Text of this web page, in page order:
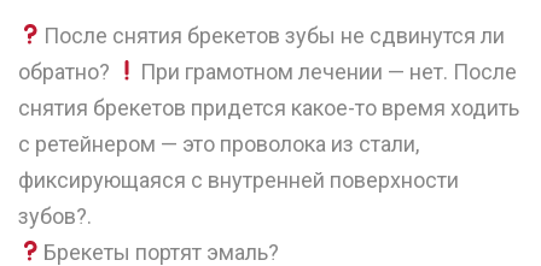
После снятия брекетов зубы не сдвинутся ли
обратно?
При грамотном лечении — нет. После
снятия брекетов придется какое-то время ходить
с ретейнером — это проволока из стали,
фиксирующаяся с внутренней поверхности
зубов?. ⠀
Брекеты портят эмаль?